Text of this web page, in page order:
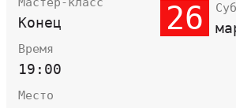
Конец 26
Время
19:00
Место